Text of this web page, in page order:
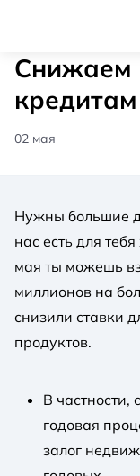
Снижаем
кредитам
02 мая
Нужны большие
нас есть для
мая ты можешь
миллионов на
снизили ставки
продуктов.
В
годовая
залог